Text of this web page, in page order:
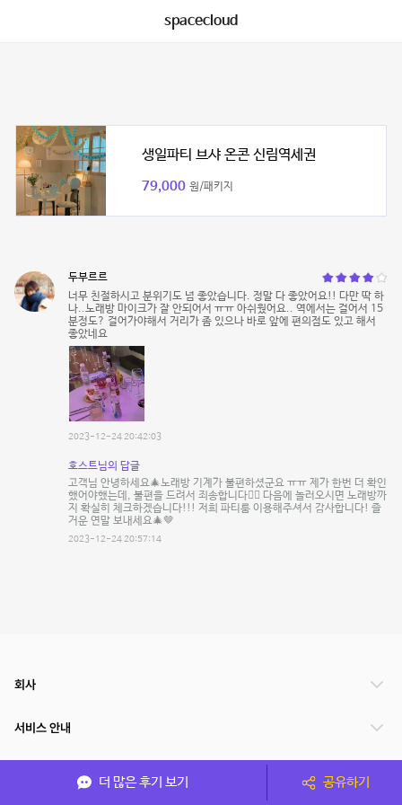
spacecloud
생일파티 브샤 온콘 신림역세권
79,000 원/패키지
두부르르
너무 친절하시고 분위기도 넘 좋았습니다. 정말 다 좋았어요!! 다만 딱 하
나..노래방 마이크가 잘 안되어서 ㅠㅠ 아쉬웠어요.. 역에서는 걸어서 15
분정도? 걸어가야해서 거리가 좀 있으나 바로 앞에 편의점도 있고 해서
좋았네요
2023-12-24 20:42:03
호스트님의 답글
고객님 안녕하세요🎄노래방 기계가 불편하셨군요 ㅠㅠ 제가 한번 더 확인
했어야했는데, 불편을 드려서 죄송합니다🙇‍♀️ 다음에 놀러오시면 노래방까
지 확실히 체크하겠습니다!!! 저희 파티룸 이용해주셔서 감사합니다! 즐
거운 연말 보내세요🎄🤎
2023-12-24 20:57:14
더 많은 후기 보기 공유하기
회사
서비스 안내